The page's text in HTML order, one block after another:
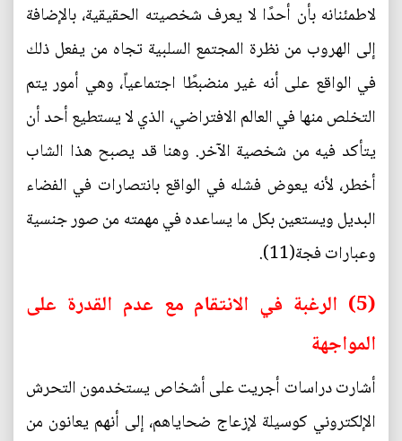
لاطمئنانه بأن أحدًا لا يعرف شخصيته الحقيقية، بالإضافة
إلى الهروب من نظرة المجتمع السلبية تجاه من يفعل ذلك
في الواقع على أنه غير منضبطًا اجتماعياً، وهي أمور يتم
التخلص منها في العالم الافتراضي، الذي لا يستطيع أحد أن
يتأكد فيه من شخصية الآخر. وهنا قد يصبح هذا الشاب
أخطر، لأنه يعوض فشله في الواقع بانتصارات في الفضاء
البديل ويستعين بكل ما يساعده في مهمته من صور جنسية
وعبارات فجة(11).
(5) الرغبة في الانتقام مع عدم القدرة على
المواجهة
أشارت دراسات أجريت على أشخاص يستخدمون التحرش
الإلكتروني كوسيلة لإزعاج ضحاياهم، إلى أنهم يعانون من